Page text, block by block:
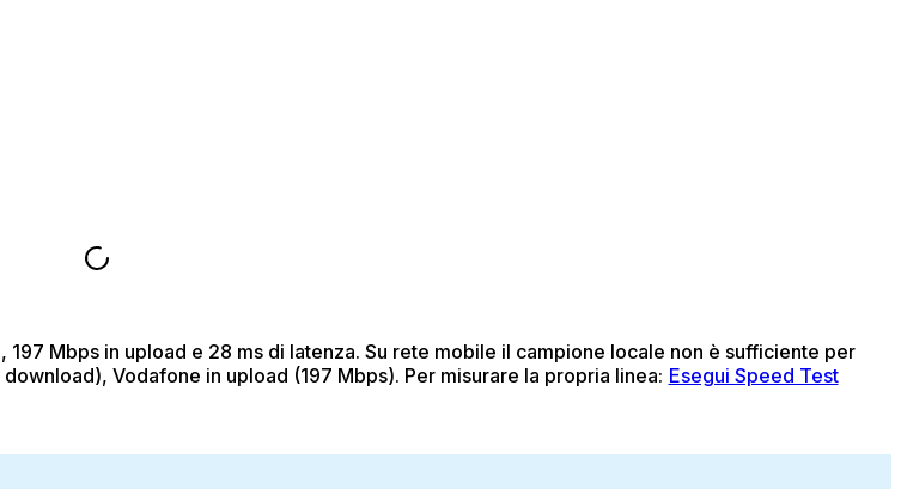
Mbps in upload e 28 ms di latenza. Su rete mobile il campione locale non è sufficiente per
Vodafone in upload (197 Mbps). Per misurare la propria linea: Esegui Speed Test